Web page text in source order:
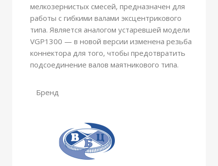
мелкозернистых смесей, предназначен для
работы с гибкими валами эксцентрикового
типа. Является аналогом устаревшей модели
VGP1300 — в новой версии изменена резьба
коннектора для того, чтобы предотвратить
подсоединение валов маятникового типа.
Бренд